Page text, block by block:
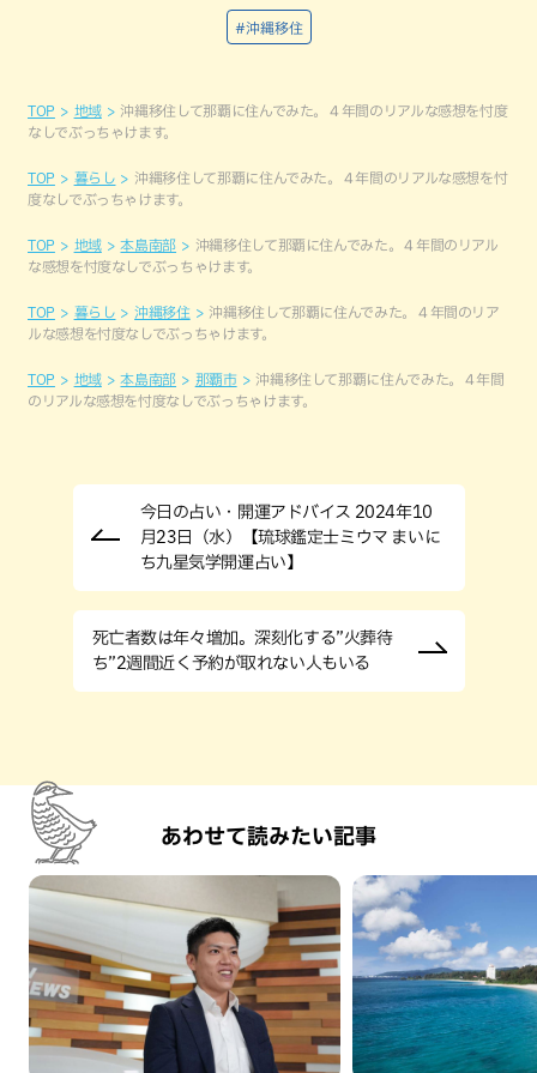
#沖縄移住
TOP 地域
沖縄移住して那覇に住んでみた。４年間のリアルな感想を忖度
なしでぶっちゃけます。
TOP 暮らし
沖縄移住して那覇に住んでみた。４年間のリアルな感想を忖
度なしでぶっちゃけます。
TOP 地域 本島南部
沖縄移住して那覇に住んでみた。４年間のリアル
な感想を忖度なしでぶっちゃけます。
TOP 暮らし 沖縄移住
沖縄移住して那覇に住んでみた。４年間のリア
ルな感想を忖度なしでぶっちゃけます。
TOP 地域 本島南部 那覇市
沖縄移住して那覇に住んでみた。４年間
のリアルな感想を忖度なしでぶっちゃけます。
今日の占い・開運アドバイス 2024年10
月23日（水）【琉球鑑定士ミウマ まいに
ち九星気学開運占い】
死亡者数は年々増加。深刻化する”火葬待
ち”2週間近く予約が取れない人もいる
あわせて読みたい記事